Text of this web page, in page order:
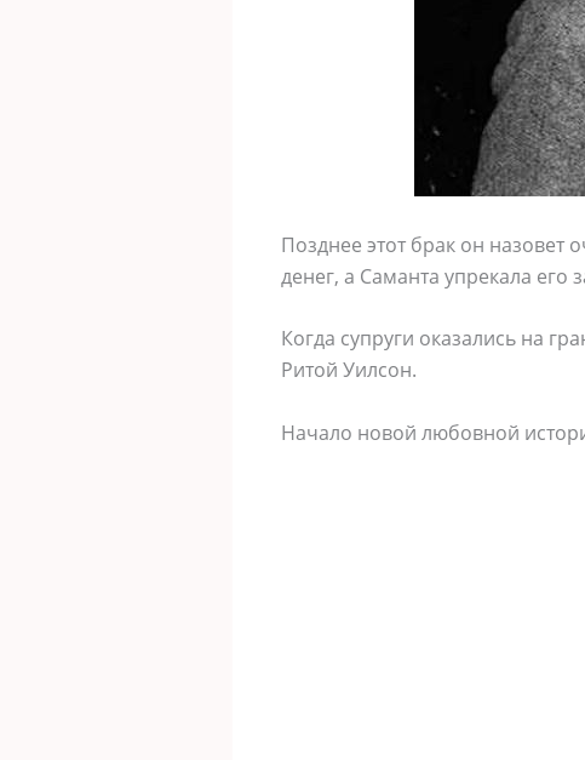
Позднее этот брак он
денег, а Саманта упрекала его
Когда супруги оказались на
Ритой Уилсон.
Начало новой любовной